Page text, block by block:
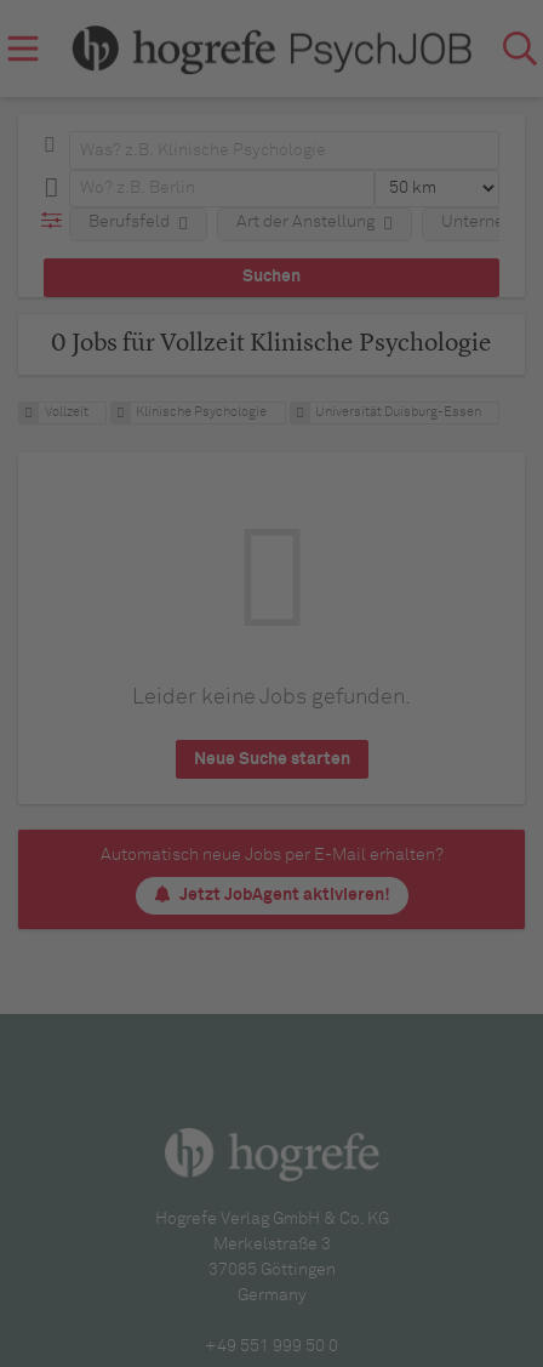
Berufsfeld Art der Anstellung
0 Jobs für Vollzeit Klinische Psychologie
Vollzeit Klinische Psychologie Universität Duisburg-Essen
Leider keine Jobs gefunden.
Neue Suche starten
Automatisch neue Jobs per E-Mail erhalten?
Jetzt JobAgent aktivieren!
Hogrefe Verlag GmbH & Co. KG
Merkelstraße 3
37085 Göttingen
Germany
+49 551 999 50 0